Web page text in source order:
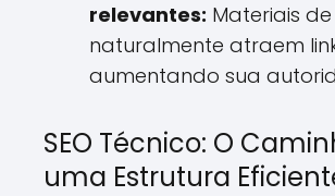
relevantes: Materiais
naturalmente atraem
aumentando sua
SEO Técnico: O
uma Estrutura